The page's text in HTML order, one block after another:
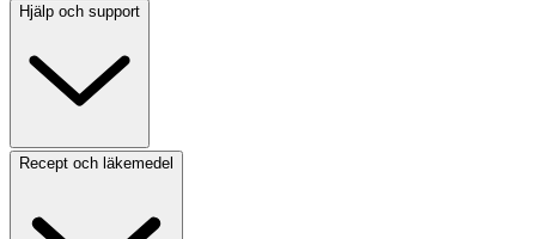
Hjälp och support
Recept och läkemedel